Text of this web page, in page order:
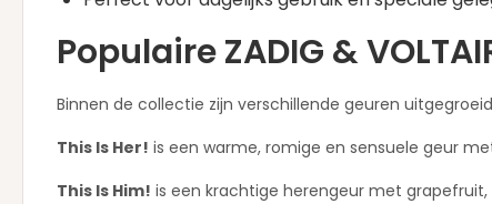
Populaire ZADIG &
Binnen de collectie zijn verschillende geuren
This Is Her! is een warme, romige en sensuele geur
This Is Him! is een krachtige herengeur met